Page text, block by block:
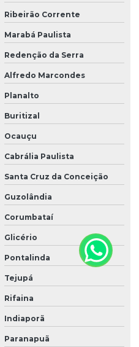
Ribeirão Corrente
Marabá Paulista
Redenção da Serra
Alfredo Marcondes
Planalto
Buritizal
Ocauçu
Cabrália Paulista
Santa Cruz da Conceição
Guzolândia
Corumbataí
Glicério
Pontalinda
Tejupá
Rifaina
Indiaporã
Paranapuã